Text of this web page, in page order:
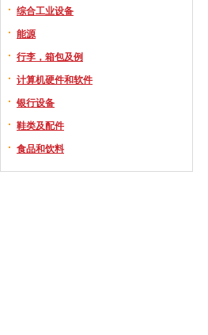
综合工业设备
能源
行李，箱包及例
计算机硬件和软件
银行设备
鞋类及配件
食品和饮料